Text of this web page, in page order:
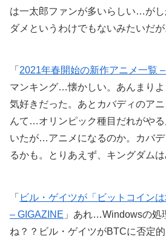
は一太郎ファンが多いらしい…が
ダメというわけでもないみたいだが
「 2021年春開始の新作アニメ一覧
マンキング…懐かしい。あんまり
気好きだった。あとカバディのア
んて…オリンピック種目だれがや
いたが…アニメになるのか。カバデ
るかも。とりあえず、キングダムは
「 ビル・ゲイツが「ビットコイン
– GIGAZINE 」あれ…Windowsの処
ね？？ビル・ゲイツがBTCに否定